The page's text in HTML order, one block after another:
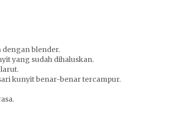
dengan blender.
yang sudah dihaluskan.
kunyit benar-benar tercampur.